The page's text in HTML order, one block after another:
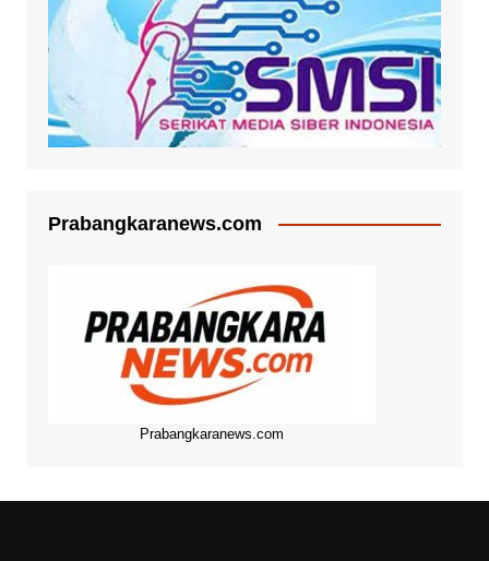
Prabangkaranews.com
Prabangkaranews.com